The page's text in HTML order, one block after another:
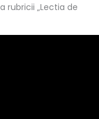
rubricii „Lectia de